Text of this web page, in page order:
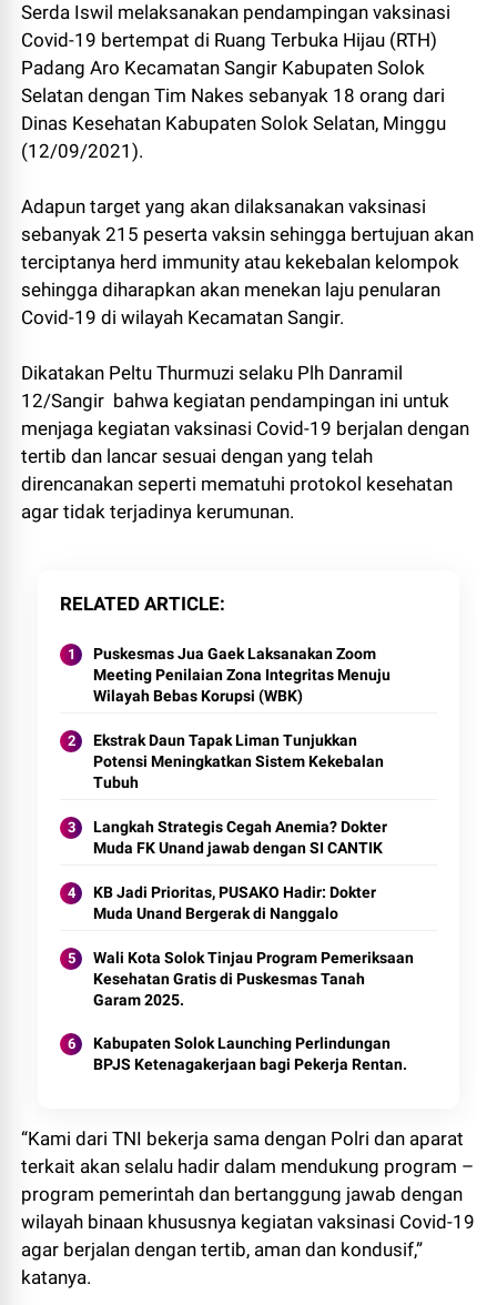
Serda Iswil melaksanakan pendampingan vaksinasi
Covid-19 bertempat di Ruang Terbuka Hijau (RTH)
Padang Aro Kecamatan Sangir Kabupaten Solok
Selatan dengan Tim Nakes sebanyak 18 orang dari
Dinas Kesehatan Kabupaten Solok Selatan, Minggu
(12/09/2021).
Adapun target yang akan dilaksanakan vaksinasi
sebanyak 215 peserta vaksin sehingga bertujuan akan
terciptanya herd immunity atau kekebalan kelompok
sehingga diharapkan akan menekan laju penularan
Covid-19 di wilayah Kecamatan Sangir.
Dikatakan Peltu Thurmuzi selaku Plh Danramil
12/Sangir bahwa kegiatan pendampingan ini untuk
menjaga kegiatan vaksinasi Covid-19 berjalan dengan
tertib dan lancar sesuai dengan yang telah
direncanakan seperti mematuhi protokol kesehatan
agar tidak terjadinya kerumunan.
RELATED ARTICLE
Puskesmas Jua Gaek Laksanakan Zoom
Meeting Penilaian Zona Integritas Menuju
Wilayah Bebas Korupsi (WBK)
Ekstrak Daun Tapak Liman Tunjukkan
Potensi Meningkatkan Sistem Kekebalan
Tubuh
Langkah Strategis Cegah Anemia? Dokter
Muda FK Unand jawab dengan SI CANTIK
KB Jadi Prioritas, PUSAKO Hadir: Dokter
Muda Unand Bergerak di Nanggalo
Wali Kota Solok Tinjau Program Pemeriksaan
Kesehatan Gratis di Puskesmas Tanah
Garam 2025.
Kabupaten Solok Launching Perlindungan
BPJS Ketenagakerjaan bagi Pekerja Rentan.
“Kami dari TNI bekerja sama dengan Polri dan aparat
terkait akan selalu hadir dalam mendukung program –
program pemerintah dan bertanggung jawab dengan
wilayah binaan khususnya kegiatan vaksinasi Covid-19
agar berjalan dengan tertib, aman dan kondusif,”
katanya.